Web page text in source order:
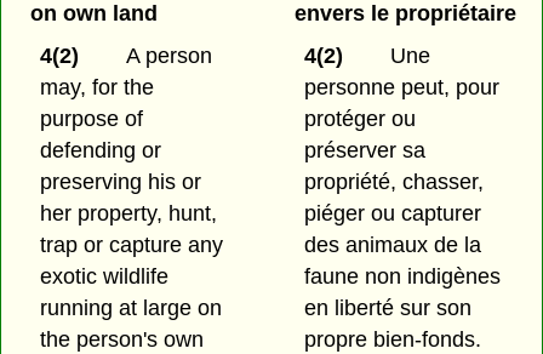
on own land
4(2)
A person
may, for the
purpose of
defending or
preserving his or
her property, hunt,
trap or capture any
exotic wildlife
running at large on
the person's own
envers le propriétaire
4(2)
Une
personne peut, pour
protéger ou
préserver sa
propriété, chasser,
piéger ou capturer
des animaux de la
faune non indigènes
en liberté sur son
propre bien-fonds.